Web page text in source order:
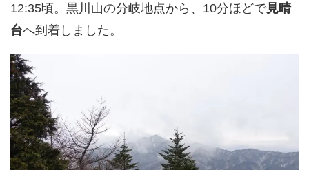
12:35頃。黒川山の分岐地点から、10分ほどで見晴
台へ到着しました。